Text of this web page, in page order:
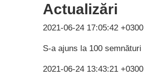
Actualizări
2021-06-24 17:05:42 +0300
S-a ajuns la 100 semnături
2021-06-24 13:43:21 +0300